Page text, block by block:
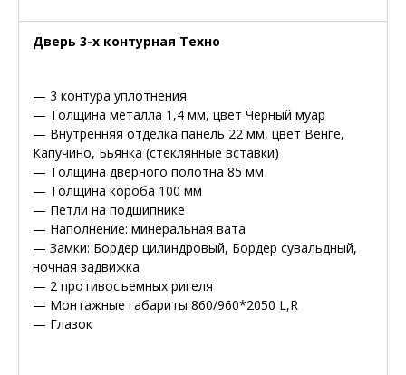
Дверь 3-х контурная Техно
— 3 контура уплотнения
— Толщина металла 1,4 мм, цвет Черный муар
— Внутренняя отделка панель 22 мм, цвет Венге,
Капучино, Бьянка (стеклянные вставки)
— Толщина дверного полотна 85 мм
— Толщина короба 100 мм
— Петли на подшипнике
— Наполнение: минеральная вата
— Замки: Бордер цилиндровый, Бордер сувальдный,
ночная задвижка
— 2 противосъемных ригеля
— Монтажные габариты 860/960*2050 L,R
— Глазок